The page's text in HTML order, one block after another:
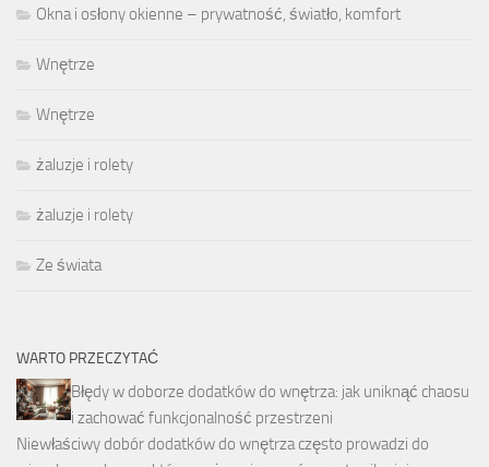
Okna i osłony okienne – prywatność, światło, komfort
Wnętrze
Wnętrze
żaluzje i rolety
żaluzje i rolety
Ze świata
WARTO PRZECZYTAĆ
Błędy w doborze dodatków do wnętrza: jak uniknąć chaosu
i zachować funkcjonalność przestrzeni
Niewłaściwy dobór dodatków do wnętrza często prowadzi do